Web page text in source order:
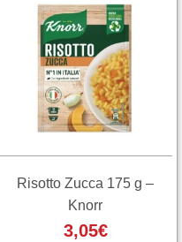
Risotto Zucca 175 g –
Knorr
3,05€